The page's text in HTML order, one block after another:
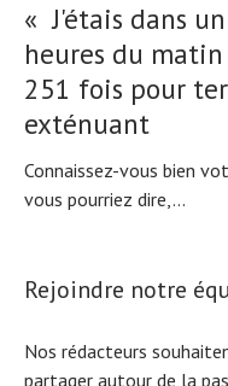
« J'étais dans
heures du
251 fois pour
exténuant
Connaissez-vous bien
vous pourriez dire,...
Rejoindre notre
Nos rédacteurs
partager autour de la